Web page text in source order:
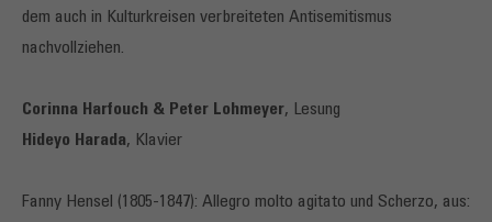
dem auch in Kulturkreisen verbreiteten Antisemitismus
nachvollziehen.
Corinna Harfouch & Peter Lohmeyer, Lesung
Hideyo Harada, Klavier
Fanny Hensel (1805-1847): Allegro molto agitato und Scherzo, aus: